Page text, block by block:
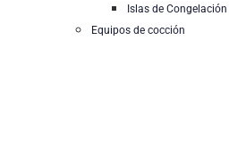
Islas de Congelación
Equipos de cocción